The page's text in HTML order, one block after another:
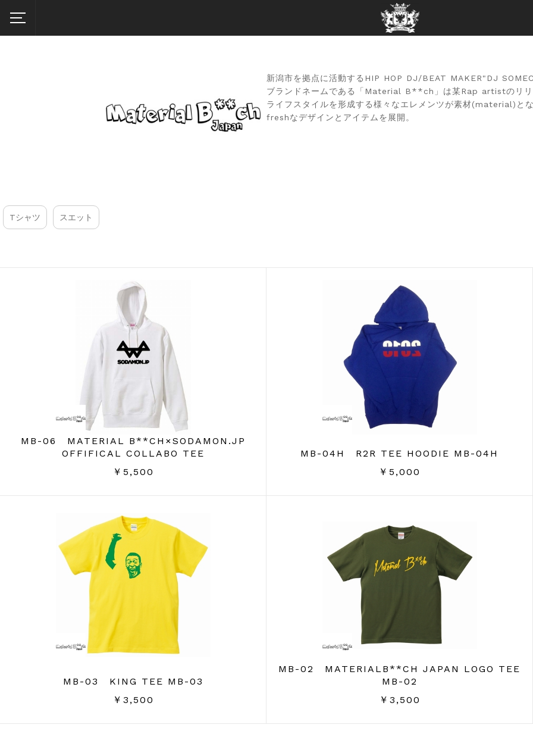
新潟市を拠点に活動するHIP HOP DJ/BEAT MAKER"DJ
ブランドネームである「Material B**ch」は某Rap artistのリリ
ライフスタイルを形成する様々なエレメンツが素材(material)と
freshなデザインとアイテムを展開。
Tシャツ スエット
MB-06 MATERIAL B**CH×SODAMON.JP
OFFIFICAL COLLABO TEE
￥5,500
MB-04H R2R TEE HOODIE MB-04H
￥5,000
MB-03 KING TEE MB-03
￥3,500
MB-02 MATERIALB**CH JAPAN LOGO TEE
MB-02
￥3,500